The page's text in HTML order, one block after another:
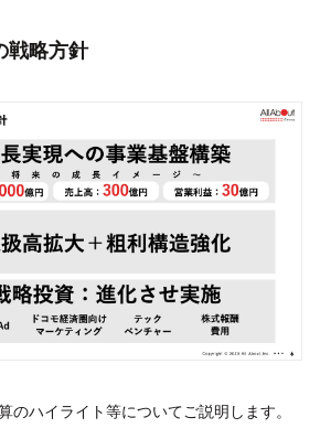
戦略方針
のハイライト等についてご説明します。